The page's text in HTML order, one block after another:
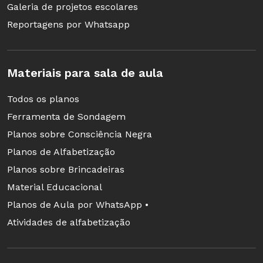
o que algumas historiadoras creditam ao
apagamento das mulheres negras na História.
350 ou 370 d.C. Também não há consenso sobre
o ano de nascimento de Luíza Mahin
Por que invisíveis?
A historiadora francesa Michelle Perrot lembra
que, para escrever a História, são necessárias
fontes. E isso é mais difícil quando se trata de
Galeria de projetos escolares
Reportagens por Whatsapp
Materiais para sala de aula
Todos os planos
Ferramenta de Sondagem
Planos sobre Consciência Negra
Planos de Alfabetização
Planos sobre Brincadeiras
Material Educacional
Planos de Aula por WhatsApp •
Atividades de alfabetização